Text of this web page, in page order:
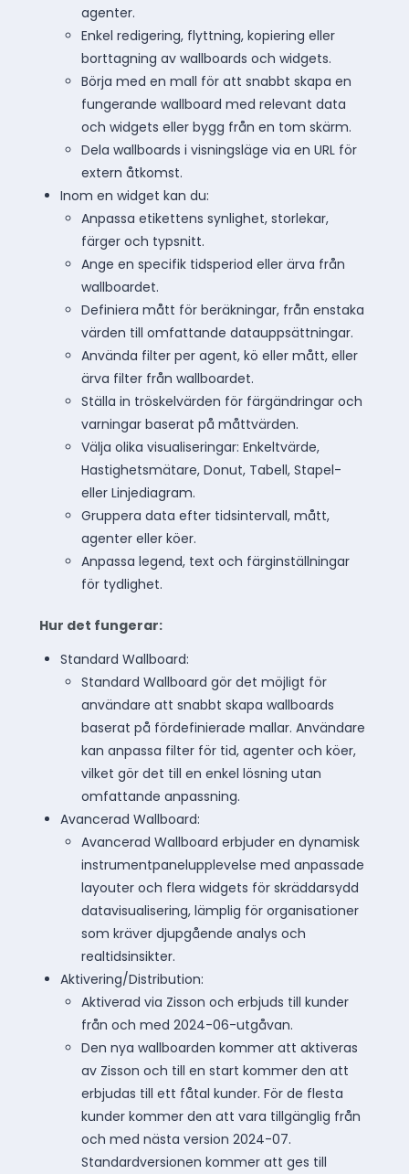
agenter.
Enkel redigering, flyttning, kopiering eller
borttagning av wallboards och widgets.
Börja med en mall för att snabbt skapa en
fungerande wallboard med relevant data
och widgets eller bygg från en tom skärm.
Dela wallboards i visningsläge via en URL för
extern åtkomst.
Inom en widget kan du:
Anpassa etikettens synlighet, storlekar,
färger och typsnitt.
Ange en specifik tidsperiod eller ärva från
wallboardet.
Definiera mått för beräkningar, från enstaka
värden till omfattande datauppsättningar.
Använda filter per agent, kö eller mått, eller
ärva filter från wallboardet.
Ställa in tröskelvärden för färgändringar och
varningar baserat på måttvärden.
Välja olika visualiseringar: Enkeltvärde,
Hastighetsmätare, Donut, Tabell, Stapel-
eller Linjediagram.
Gruppera data efter tidsintervall, mått,
agenter eller köer.
Anpassa legend, text och färginställningar
för tydlighet.
Hur det fungerar:
Standard Wallboard:
Standard Wallboard gör det möjligt för
användare att snabbt skapa wallboards
baserat på fördefinierade mallar. Användare
kan anpassa filter för tid, agenter och köer,
vilket gör det till en enkel lösning utan
omfattande anpassning.
Avancerad Wallboard:
Avancerad Wallboard erbjuder en dynamisk
instrumentpanelupplevelse med anpassade
layouter och flera widgets för skräddarsydd
datavisualisering, lämplig för organisationer
som kräver djupgående analys och
realtidsinsikter.
Aktivering/Distribution:
Aktiverad via Zisson och erbjuds till kunder
från och med 2024-06-utgåvan.
Den nya wallboarden kommer att aktiveras
av Zisson och till en start kommer den att
erbjudas till ett fåtal kunder. För de flesta
kunder kommer den att vara tillgänglig från
och med nästa version 2024-07.
Standardversionen kommer att ges till